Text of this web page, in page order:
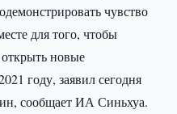
чувство
для того, чтобы
новые
году, заявил сегодня
сообщает ИА Синьхуа.